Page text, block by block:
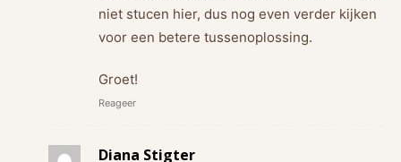
niet stucen hier, dus nog even verder kijken
voor een betere tussenoplossing.
Groet!
Reageer
Diana Stigter